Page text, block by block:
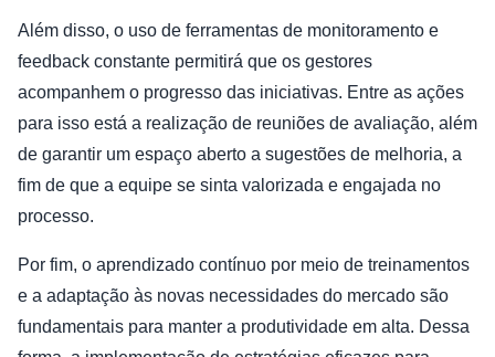
Além disso, o uso de ferramentas de monitoramento e
feedback constante permitirá que os gestores
acompanhem o progresso das iniciativas. Entre as ações
para isso está a realização de reuniões de avaliação, além
de garantir um espaço aberto a sugestões de melhoria, a
fim de que a equipe se sinta valorizada e engajada no
processo.
Por fim, o aprendizado contínuo por meio de treinamentos
e a adaptação às novas necessidades do mercado são
fundamentais para manter a produtividade em alta. Dessa